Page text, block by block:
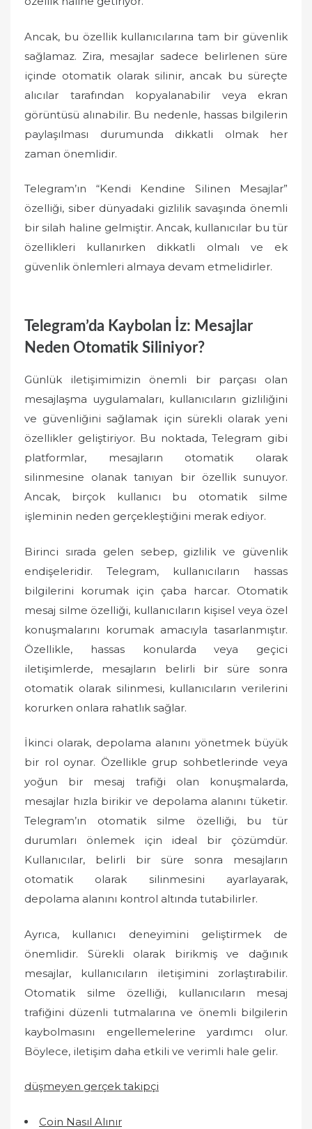
Ancak, bu özellik kullanıcılarına tam bir güvenlik
sağlamaz. Zira, mesajlar sadece belirlenen süre
içinde otomatik olarak silinir, ancak bu süreçte
alıcılar tarafından kopyalanabilir veya ekran
görüntüsü alınabilir. Bu nedenle, hassas bilgilerin
paylaşılması durumunda dikkatli olmak her
zaman önemlidir.
Telegram’ın “Kendi Kendine Silinen Mesajlar”
özelliği, siber dünyadaki gizlilik savaşında önemli
bir silah haline gelmiştir. Ancak, kullanıcılar bu tür
özellikleri kullanırken dikkatli olmalı ve ek
güvenlik önlemleri almaya devam etmelidirler.
Telegram’da Kaybolan İz: Mesajlar
Neden Otomatik Siliniyor?
Günlük iletişimimizin önemli bir parçası olan
mesajlaşma uygulamaları, kullanıcıların gizliliğini
ve güvenliğini sağlamak için sürekli olarak yeni
özellikler geliştiriyor. Bu noktada, Telegram gibi
platformlar, mesajların otomatik olarak
silinmesine olanak tanıyan bir özellik sunuyor.
Ancak, birçok kullanıcı bu otomatik silme
işleminin neden gerçekleştiğini merak ediyor.
Birinci sırada gelen sebep, gizlilik ve güvenlik
endişeleridir. Telegram, kullanıcıların hassas
bilgilerini korumak için çaba harcar. Otomatik
mesaj silme özelliği, kullanıcıların kişisel veya özel
konuşmalarını korumak amacıyla tasarlanmıştır.
Özellikle, hassas konularda veya geçici
iletişimlerde, mesajların belirli bir süre sonra
otomatik olarak silinmesi, kullanıcıların verilerini
korurken onlara rahatlık sağlar.
İkinci olarak, depolama alanını yönetmek büyük
bir rol oynar. Özellikle grup sohbetlerinde veya
yoğun bir mesaj trafiği olan konuşmalarda,
mesajlar hızla birikir ve depolama alanını tüketir.
Telegram’ın otomatik silme özelliği, bu tür
durumları önlemek için ideal bir çözümdür.
Kullanıcılar, belirli bir süre sonra mesajların
otomatik olarak silinmesini ayarlayarak,
depolama alanını kontrol altında tutabilirler.
Ayrıca, kullanıcı deneyimini geliştirmek de
önemlidir. Sürekli olarak birikmiş ve dağınık
mesajlar, kullanıcıların iletişimini zorlaştırabilir.
Otomatik silme özelliği, kullanıcıların mesaj
trafiğini düzenli tutmalarına ve önemli bilgilerin
kaybolmasını engellemelerine yardımcı olur.
Böylece, iletişim daha etkili ve verimli hale gelir.
düşmeyen gerçek takipçi
Coin Nasıl Alınır